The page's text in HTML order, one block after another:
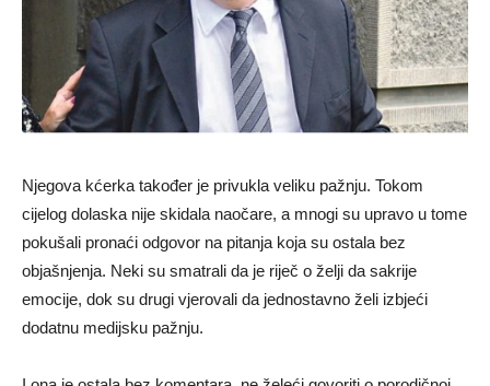
Njegova kćerka također je privukla veliku pažnju. Tokom
cijelog dolaska nije skidala naočare, a mnogi su upravo u tome
pokušali pronaći odgovor na pitanja koja su ostala bez
objašnjenja. Neki su smatrali da je riječ o želji da sakrije
emocije, dok su drugi vjerovali da jednostavno želi izbjeći
dodatnu medijsku pažnju.